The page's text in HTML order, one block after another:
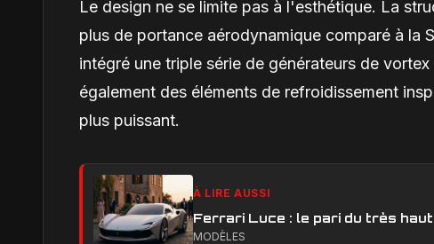
Le design ne se limite pas à l'esthétique. La
plus de portance aérodynamique comparé à la
intégré une triple série de générateurs de
également des éléments de refroidissement
plus puissant.
À LIRE AUSSI
Ferrari Luce : le pari du très
MODÈLES